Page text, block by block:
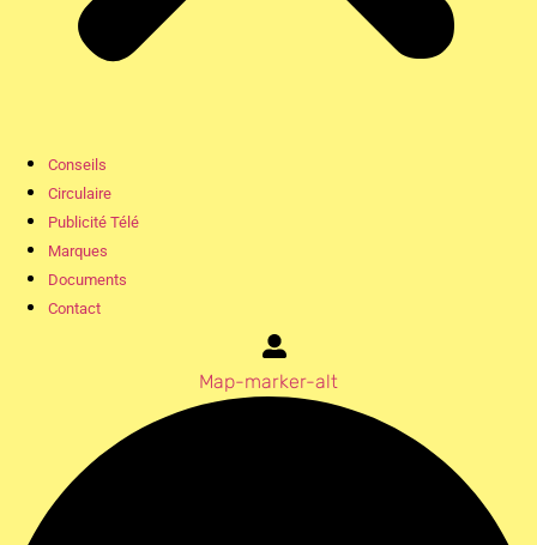
Conseils
Circulaire
Publicité Télé
Marques
Documents
Contact
Map-marker-alt